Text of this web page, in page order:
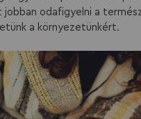
jobban odafigyelni a
a környezetünkért.